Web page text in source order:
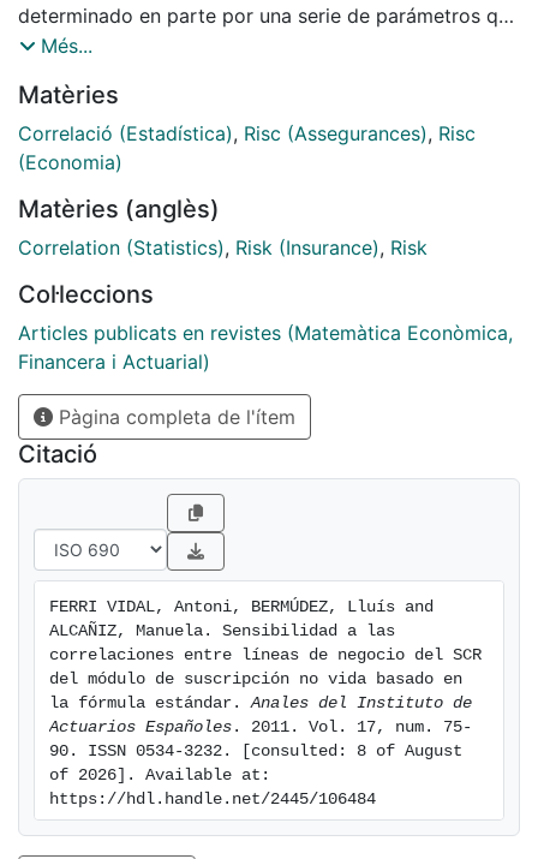
determinado en parte por una serie de parámetros que
la propia directiva establece. Algunos de estos
correlaciones entre líneas de negocio. Este trabajo
muestra una estimación del requerimiento de capital
correspondiente al riesgo de suscripción no vida para
asegurador no vida y un análisis de sensibilidad del
SCR correspondiente al riesgo de suscripción en el
correlaciones entre líneas de negocio.
Més...
Matèries
Correlació (Estadística), Risc (Assegurances), Risc
(Economia)
Matèries (anglès)
Correlation (Statistics), Risk (Insurance), Risk
Col·leccions
Articles publicats en revistes (Matemàtica Econòmica,
Financera i Actuarial)
Pàgina completa de l'ítem
Citació
FERRI VIDAL, Antoni, BERMÚDEZ, Lluís and
ALCAÑIZ, Manuela. Sensibilidad a las
correlaciones entre líneas de negocio del SCR
del módulo de suscripción no vida basado en
la fórmula estándar. Anales del Instituto de
Actuarios Españoles . 2011. Vol. 17, num. 75-
90. ISSN 0534-3232. [consulted: 8 of August
of 2026]. Available at:
https://hdl.handle.net/2445/106484